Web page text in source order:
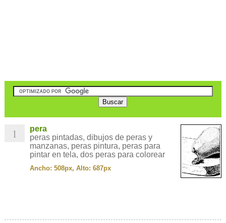
1
pera
peras pintadas, dibujos de peras y
manzanas, peras pintura, peras para
pintar en tela, dos peras para colorear
Ancho: 508px, Alto: 687px